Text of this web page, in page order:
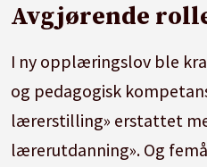
Avgjørende
I ny opplæringslov ble
og pedagogisk
lærerstilling» erstattet
lærerutdanning». Og